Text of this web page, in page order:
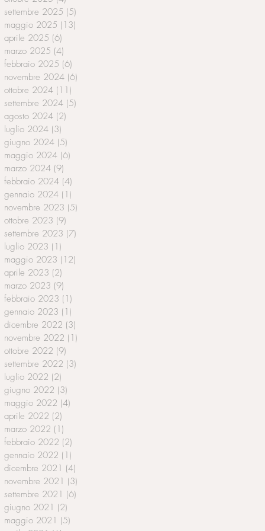
settembre 2025 (5)
maggio 2025 (13)
aprile 2025 (6)
marzo 2025 (4)
febbraio 2025 (6)
novembre 2024 (6)
ottobre 2024 (11)
settembre 2024 (5)
agosto 2024 (2)
luglio 2024 (3)
giugno 2024 (5)
maggio 2024 (6)
marzo 2024 (9)
febbraio 2024 (4)
gennaio 2024 (1)
novembre 2023 (5)
ottobre 2023 (9)
settembre 2023 (7)
luglio 2023 (1)
maggio 2023 (12)
aprile 2023 (2)
marzo 2023 (9)
febbraio 2023 (1)
gennaio 2023 (1)
dicembre 2022 (3)
novembre 2022 (1)
ottobre 2022 (9)
settembre 2022 (3)
luglio 2022 (2)
giugno 2022 (3)
maggio 2022 (4)
aprile 2022 (2)
marzo 2022 (1)
febbraio 2022 (2)
gennaio 2022 (1)
dicembre 2021 (4)
novembre 2021 (3)
settembre 2021 (6)
giugno 2021 (2)
maggio 2021 (5)